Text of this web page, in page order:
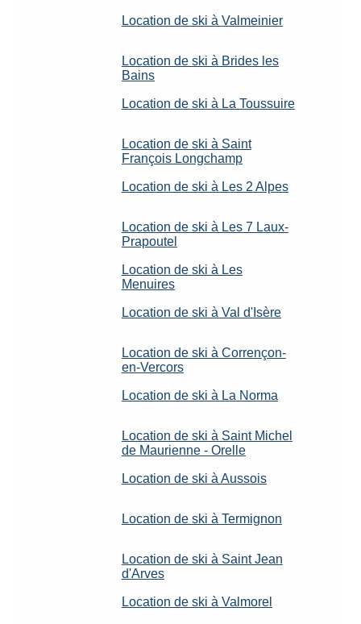
Location de ski à Valmeinier
Location de ski à Brides les
Bains
Location de ski à La Toussuire
Location de ski à Saint
François Longchamp
Location de ski à Les 2 Alpes
Location de ski à Les 7 Laux-
Prapoutel
Location de ski à Les
Menuires
Location de ski à Val d'Isère
Location de ski à Corrençon-
en-Vercors
Location de ski à La Norma
Location de ski à Saint Michel
de Maurienne - Orelle
Location de ski à Aussois
Location de ski à Termignon
Location de ski à Saint Jean
d'Arves
Location de ski à Valmorel